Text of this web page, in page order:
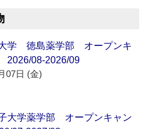
学 徳島薬学部 オープンキ
2026/08-2026/09
07日 (金)
大学薬学部 オープンキャン